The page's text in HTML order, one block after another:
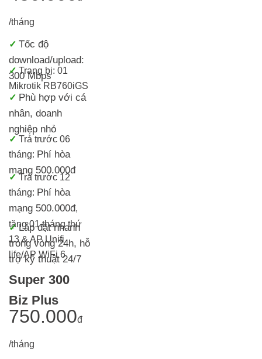
/tháng
✓ Tốc độ
download/upload:
300 Mbps
✓Trang bị: 01
Mikrotik RB760iGS
✓ Phù hợp với cá
nhân, doanh
nghiệp nhỏ
✓ Trả trước 06
tháng: Phí hòa
mạng 500.000đ
✓ Trả trước 12
tháng: Phí hòa
mạng 500.000đ,
tặng 01 tháng thứ
13 & AP Unifi
life/AP WiFi 6
✓Lắp đặt nhanh
trong vòng 24h, hỗ
trợ kỹ thuật 24/7
Super 300
Biz Plus
750.000đ
/tháng